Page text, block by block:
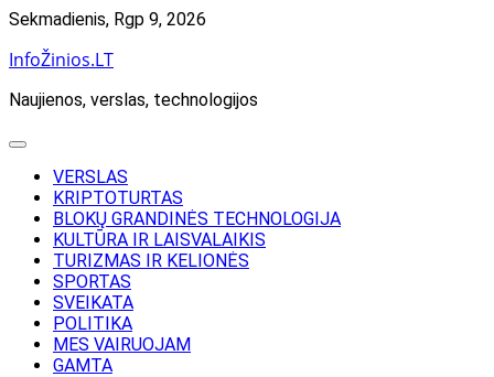
Skip
content
Sekmadienis, Rgp 9, 2026
InfoŽinios.LT
Naujienos, verslas, technologijos
VERSLAS
KRIPTOTURTAS
BLOKŲ GRANDINĖS TECHNOLOGIJA
KULTŪRA IR LAISVALAIKIS
TURIZMAS IR KELIONĖS
SPORTAS
SVEIKATA
POLITIKA
MES VAIRUOJAM
GAMTA